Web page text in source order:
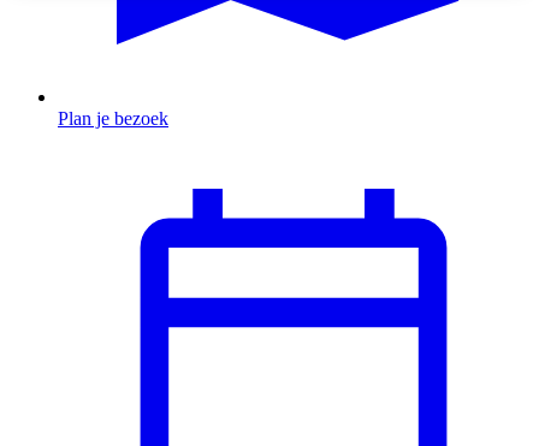
Plan je bezoek